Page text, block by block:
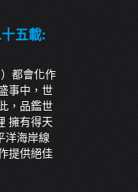
五載:
都會化作
事中，世
，品鑑世
擁有得天
洋海岸線
提供絕佳